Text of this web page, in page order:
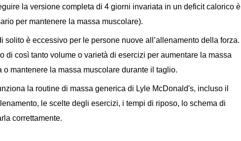
la versione completa di 4 giorni invariata in un deficit calorico è
per mantenere la massa muscolare).
è eccessivo per le persone nuove all’allenamento della forza. I
di così tanto volume o varietà di esercizi per aumentare la massa
mantenere la massa muscolare durante il taglio.
la routine di massa generica di Lyle McDonald's, incluso il
le scelte degli esercizi, i tempi di riposo, lo schema di
correttamente.